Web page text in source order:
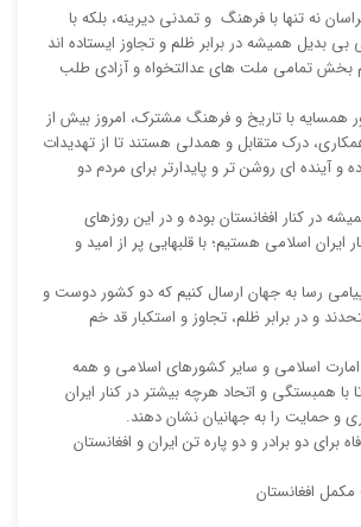
نه تنها با فرهنگ و تمدنی دیرینه، بلکه با
بی بدیل همیشه در برابر ظلم و تجاوز ایستاده اند
بخش تمامی ملت های عدالتخواه و آزادی طلب
همسایه با تاریخ و فرهنگ مشترک، امروز بیش از
درک متقابل و همدلی هستند تا از تهدیدات
و آینده ای روشن تر و پایدارتر برای مردم دو
در کنار افغانستان بوده و در این روزهای
اسلامی هستیم؛ با قلبهایی پر از امید و
رسا به جهان ارسال کنیم که دو کشور دوست و
و در برابر ظلم، تجاوز و استکبار قد خم
امارت اسلامی و سایر کشورهای اسلامی و همه
با همبستگی و اتحاد هرچه بیشتر در کنار ایران
و حمایت را به جهانیان نشان دهند.
برای دو برادر و دو پاره تن ایران و افغانستان
افغانستان